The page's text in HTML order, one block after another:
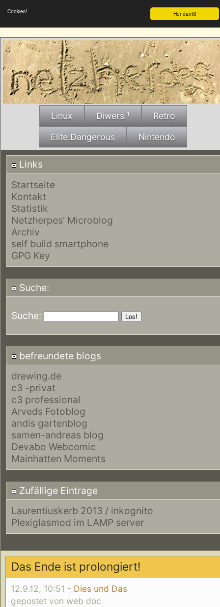
Her damit!
Cookies!
Linux Diwers ¹ Retro
Elite:Dangerous Nintendo
Links
Startseite
Kontakt
Statistik
Netzherpes' Microblog
Archiv
self build smartphone
GPG Key
Suche:
Suche:
befreundete blogs
drewing.de
c3 -privat
c3 professional
Arveds Fotoblog
andis gartenblog
samen-andreas blog
Devabo Webcomic
Mainhatten Moments
Zufällige Eintrage
Laurentiuskerb 2013 / inkognito
Plexiglasmod im LAMP server
Das Ende ist prolongiert!
12.9.12, 10:51 - Dies und Das
gepostet von web doc